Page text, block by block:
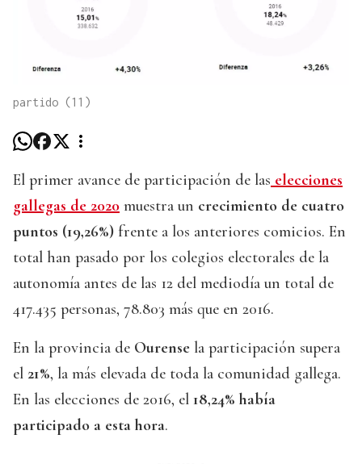
partido (11)
El primer avance de participación de las elecciones
gallegas de 2020 muestra un crecimiento de cuatro
puntos (19,26%) frente a los anteriores comicios. En
total han pasado por los colegios electorales de la
autonomía antes de las 12 del mediodía un total de
417.435 personas, 78.803 más que en 2016.
En la provincia de Ourense la participación supera
el 21%, la más elevada de toda la comunidad gallega.
En las elecciones de 2016, el 18,24% había
participado a esta hora.